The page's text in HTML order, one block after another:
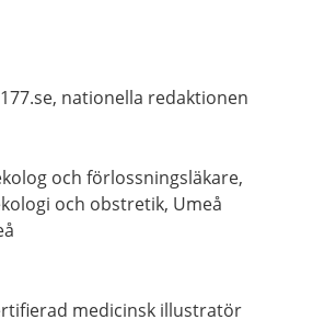
nationella redaktionen
och förlossningsläkare,
och obstretik, Umeå
medicinsk illustratör